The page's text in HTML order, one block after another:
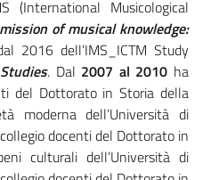
(International Musicological
of musical knowledge:
2016 dell’IMS_ICTM Study
. Dal 2007 al 2010 ha
del Dottorato in Storia della
moderna dell’Università di
docenti del Dottorato in
culturali dell’Università di